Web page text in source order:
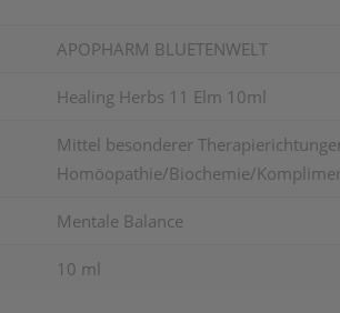
APOPHARM BLUETENWELT
Healing Herbs 11 Elm 10ml
Mittel besonderer
Homöopathie/Biochemie/
Mentale Balance
10 ml